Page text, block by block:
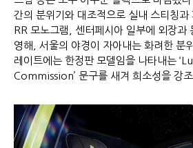
간의 분위기와 대조적으로 실내 스티칭과
RR 모노그램, 센터페시아 일부에 외장과
영해, 서울의 야경이 자아내는 화려한 분
레이트에는 한정판 모델임을 나타내는
Commission’ 문구를 새겨 희소성을 강조